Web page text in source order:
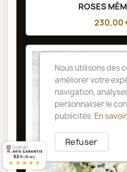
ROSES
230,00
Nous utilisons des
améliorer votre
navigation,
personnaliser le
publicités. En
Refuser
9.3/10 (48 avis)
★★★★★